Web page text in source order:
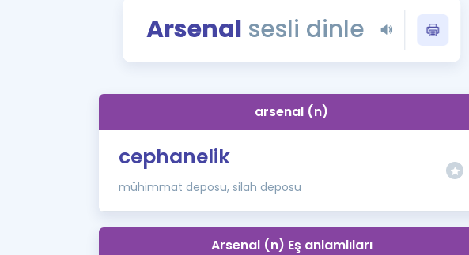
YDS - YÖKDİL
İngilizce Gramer
Arsenal sesli dinle
arsenal (n)
cephanelik
mühimmat deposu, silah deposu
Arsenal (n) Eş anlamlıları